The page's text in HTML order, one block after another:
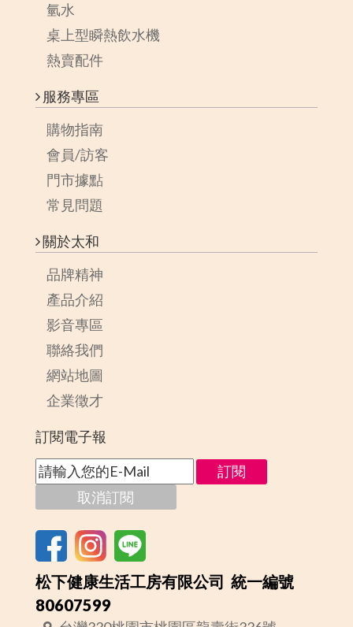
氫水
桌上型瞬熱飲水機
熱賣配件
服務專區
購物指南
會員/訪客
門市據點
常見問題
關於太和
品牌精神
產品介紹
影音專區
聯絡我們
網站地圖
企業徵才
訂閱電子報
松下健康生活工房有限公司 統一編號
80607599